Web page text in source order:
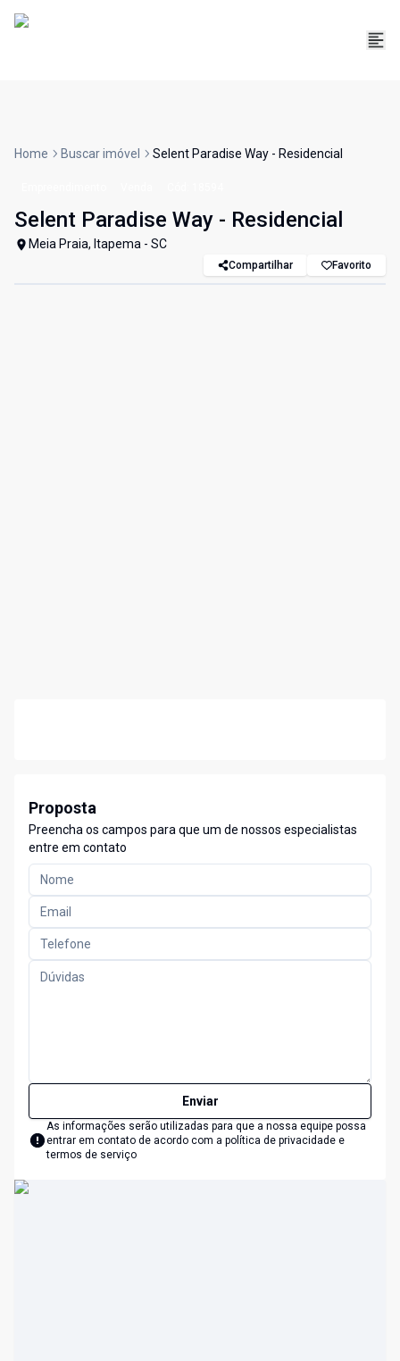
Home Buscar imóvel Selent Paradise Way - Residencial
Selent Paradise Way - Residencial
Meia Praia, Itapema - SC
Compartilhar Favorito
Proposta
Preencha os campos para que um de nossos especialistas
entre em contato
Enviar
As informações serão utilizadas para que a nossa equipe possa
entrar em contato de acordo com a política de privacidade e
termos de serviço